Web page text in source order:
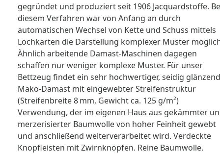
gegründet und produziert seit 1906 Jacquardstoffe.
diesem Verfahren war von Anfang an durch
automatischen Wechsel von Kette und Schuss mittels
Lochkarten die Darstellung komplexer Muster
Ähnlich arbeitende Damast-Maschinen dagegen
schaffen nur weniger komplexe Muster. Für unser
Bettzeug findet ein sehr hochwertiger, seidig
Mako-Damast mit eingewebter Streifenstruktur
(Streifenbreite 8 mm, Gewicht ca. 125 g/m²)
Verwendung, der im eigenen Haus aus gekämmter
merzerisierter Baumwolle von hoher Feinheit gewebt
und anschließend weiterverarbeitet wird. Verdeckte
Knopfleisten mit Zwirnknöpfen. Reine Baumwolle.